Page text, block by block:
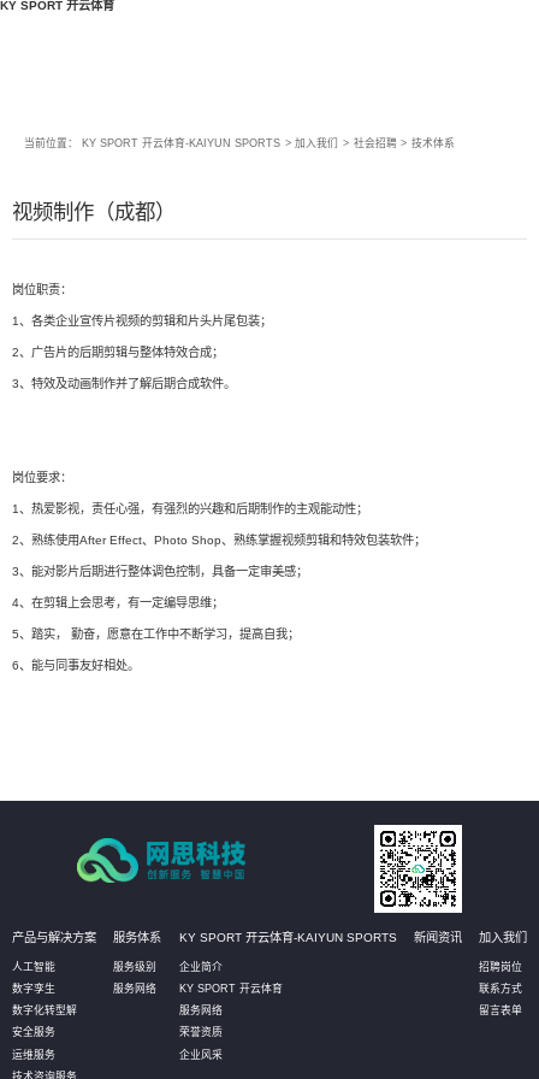
KY SPORT 开云体育
当前位置： KY SPORT 开云体育-KAIYUN SPORTS > 加入我们 > 社会招聘 > 技术体系
视频制作（成都）
岗位职责：
1、各类企业宣传片视频的剪辑和片头片尾包装；
2、广告片的后期剪辑与整体特效合成；
3、特效及动画制作并了解后期合成软件。
岗位要求：
1、热爱影视，责任心强，有强烈的兴趣和后期制作的主观能动性；
2、熟练使用After Effect、Photo Shop、熟练掌握视频剪辑和特效包装软件；
3、能对影片后期进行整体调色控制，具备一定审美感；
4、在剪辑上会思考，有一定编导思维；
5、踏实， 勤奋，愿意在工作中不断学习，提高自我；
6、能与同事友好相处。
产品与解决方案
人工智能
数字孪生
数字化转型解
安全服务
运维服务
技术咨询服务
服务体系
服务级别
服务网络
KY SPORT 开云体育-KAIYUN SPORTS
企业简介
KY SPORT 开云体育
服务网络
荣誉资质
企业风采
新闻资讯 加入我们
招聘岗位
联系方式
留言表单